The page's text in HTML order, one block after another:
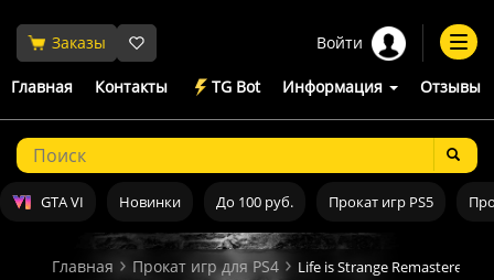
Заказы Войти
Главная Контакты TG Bot Информация Отзывы
GTA VI Новинки До 100 руб. Прокат игр PS5
Главная Прокат игр для PS4 Life is Strange Remastered